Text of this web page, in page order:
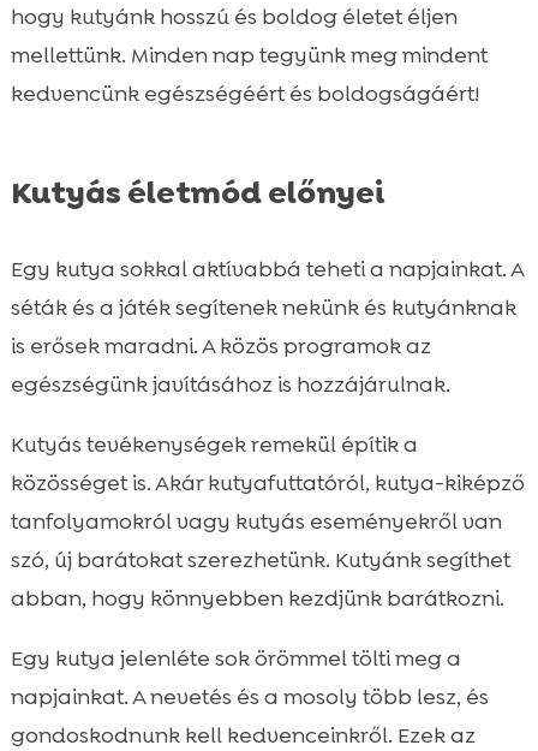
hogy kutyánk hosszú és boldog életet éljen
mellettünk. Minden nap tegyünk meg mindent
kedvencünk egészségéért és boldogságáért!
Kutyás életmód előnyei
Egy kutya sokkal aktívabbá teheti a napjainkat. A
séták és a játék segítenek nekünk és kutyánknak
is erősek maradni. A közös programok az
egészségünk javításához is hozzájárulnak.
Kutyás tevékenységek remekül építik a
közösséget is. Akár kutyafuttatóról, kutya-kiképző
tanfolyamokról vagy kutyás eseményekről van
szó, új barátokat szerezhetünk. Kutyánk segíthet
abban, hogy könnyebben kezdjünk barátkozni.
Egy kutya jelenléte sok örömmel tölti meg a
napjainkat. A nevetés és a mosoly több lesz, és
gondoskodnunk kell kedvenceinkről. Ezek az